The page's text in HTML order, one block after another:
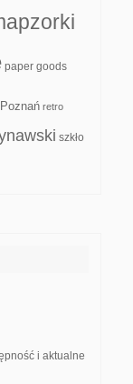
paper goods
Poznań retro
szkło
i aktualne